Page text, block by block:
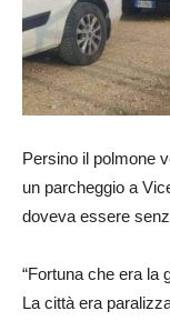
Persino il polmone
un parcheggio a
doveva essere
“Fortuna che era la
La città era